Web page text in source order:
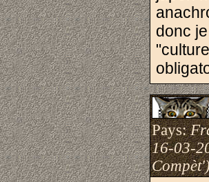
donc
Pays:
16-03-